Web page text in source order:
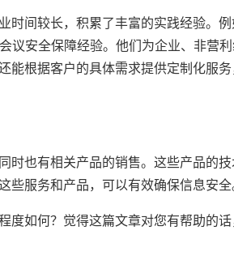
时间较长，积累了丰富的实践经验。
议安全保障经验。他们为企业、非营
能根据客户的具体需求提供定制化服
时也有相关产品的销售。这些产品的
服务和产品，可以有效确保信息安全
度如何？觉得这篇文章对您有帮助的